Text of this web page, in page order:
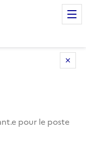
pour le poste